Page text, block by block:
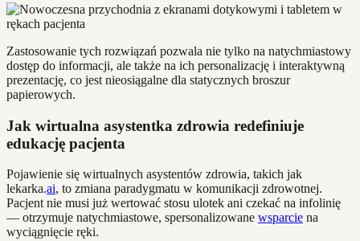
Zastosowanie tych rozwiązań pozwala nie tylko na natychmiastowy
dostęp do informacji, ale także na ich personalizację i interaktywną
prezentację, co jest nieosiągalne dla statycznych broszur
papierowych.
Jak wirtualna asystentka zdrowia redefiniuje
edukację pacjenta
Pojawienie się wirtualnych asystentów zdrowia, takich jak
lekarka.ai, to zmiana paradygmatu w komunikacji zdrowotnej.
Pacjent nie musi już wertować stosu ulotek ani czekać na infolinię
— otrzymuje natychmiastowe, spersonalizowane wsparcie na
wyciągnięcie ręki.